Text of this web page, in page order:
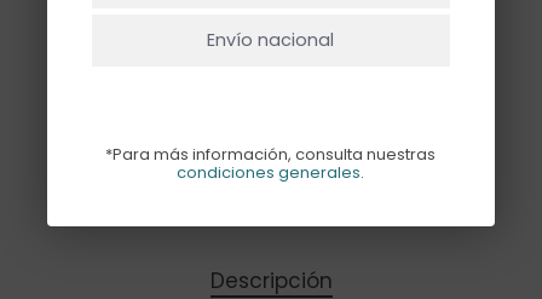
Añadir Al Carrito
Descripción
Envío nacional
*Para más información, consulta nuestras
condiciones generales.